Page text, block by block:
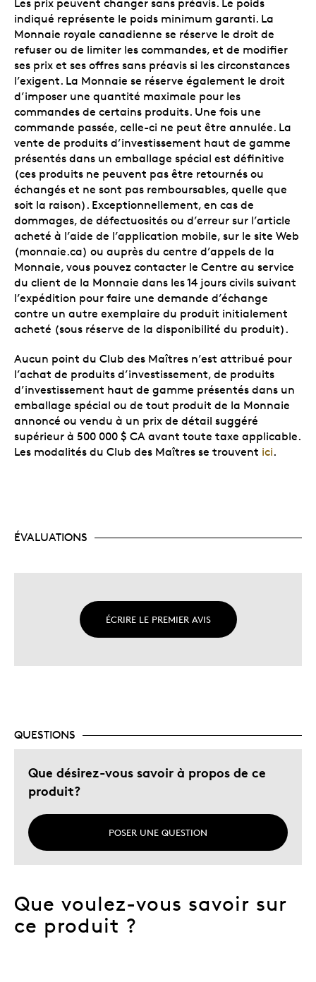
Les prix peuvent changer sans préavis. Le poids
indiqué représente le poids minimum garanti. La
Monnaie royale canadienne se réserve le droit de
refuser ou de limiter les commandes, et de modifier
ses prix et ses offres sans préavis si les circonstances
l’exigent. La Monnaie se réserve également le droit
d’imposer une quantité maximale pour les
commandes de certains produits. Une fois une
commande passée, celle-ci ne peut être annulée. La
vente de produits d’investissement haut de gamme
présentés dans un emballage spécial est définitive
(ces produits ne peuvent pas être retournés ou
échangés et ne sont pas remboursables, quelle que
soit la raison). Exceptionnellement, en cas de
dommages, de défectuosités ou d’erreur sur l’article
acheté à l’aide de l’application mobile, sur le site Web
(monnaie.ca) ou auprès du centre d’appels de la
Monnaie, vous pouvez contacter le Centre au service
du client de la Monnaie dans les 14 jours civils suivant
l’expédition pour faire une demande d’échange
contre un autre exemplaire du produit initialement
acheté (sous réserve de la disponibilité du produit).
Aucun point du Club des Maîtres n’est attribué pour
l’achat de produits d’investissement, de produits
d’investissement haut de gamme présentés dans un
emballage spécial ou de tout produit de la Monnaie
annoncé ou vendu à un prix de détail suggéré
supérieur à 500 000 $ CA avant toute taxe applicable.
Les modalités du Club des Maîtres se trouvent ici.
ÉVALUATIONS
ÉCRIRE LE PREMIER AVIS
QUESTIONS
Que désirez-vous savoir à propos de ce
produit?
POSER UNE QUESTION
Que voulez-vous savoir sur
ce produit ?